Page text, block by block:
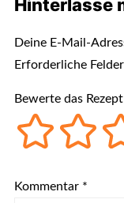
Hinterlasse
Deine E-Mail-
Erforderliche
Bewerte das Rezept
Kommentar *